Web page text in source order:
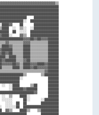
██████████████
████████████████
██      ██████████████
░░  ▒▒░░  ░░██████████████
██  ░░░░  ████████████████
▓▓▒▒  ████████████████
▒▒████████
██████
██████
░░  ░░████      ▒▒██      ██████
░░██████▓▓██████      ██████
██████
░░  ▒▒    ████░░          ██████
░░░░░░      ██░░      ░░████████
░░░░  ██  ██        ██████████
░░░░░░██  ████████████████████
▓▓▒▒    ████▒▒    ▒▒██████████
██████████